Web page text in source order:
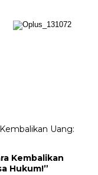
Kembalikan
Hukum!”